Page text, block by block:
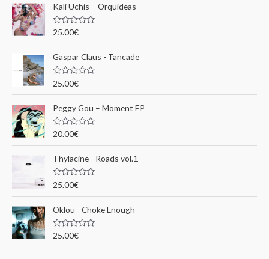
r
c
h
u
r
:
Kali Uchis – Orquídeas
N
t
e
0
s
r
5
25.00€
Gaspar Claus - Tancade
N
t
e
0
s
r
5
25.00€
Peggy Gou ‎– Moment EP
N
t
e
0
s
r
5
20.00€
Thylacine - Roads vol.1
N
t
e
0
s
r
25.00€
Oklou - Choke Enough
N
25.00€